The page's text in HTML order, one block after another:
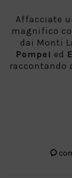
Affacciate
magnifico
dai Monti
Pompei ed
raccontando